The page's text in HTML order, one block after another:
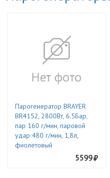
Парогенератор BRAYER
BR4152, 2800Вт, 6.5Бар,
пар 160 г/мин, паровой
удар 480 г/мин, 1,8л,
фиолетовый
5599